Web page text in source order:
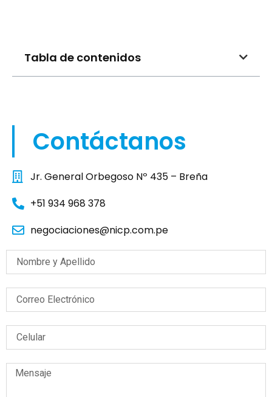
Tabla de contenidos
Contáctanos
Jr. General Orbegoso Nº 435 – Breña
+51 934 968 378
negociaciones@nicp.com.pe